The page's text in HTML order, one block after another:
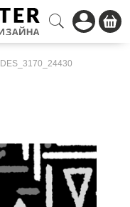
DES_3170_24430